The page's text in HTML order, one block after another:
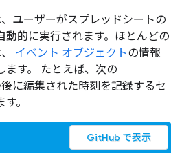
、ユーザーがスプレッドシートの
動的に実行されます。ほとんどの
イベント オブジェクトの情報
ます。 たとえば、次の
に編集された時刻を記録するセ
。
GitHub で表示